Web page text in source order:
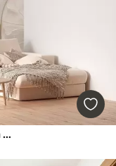
Hojas pastel sobre fondo de mármol en tonos beige